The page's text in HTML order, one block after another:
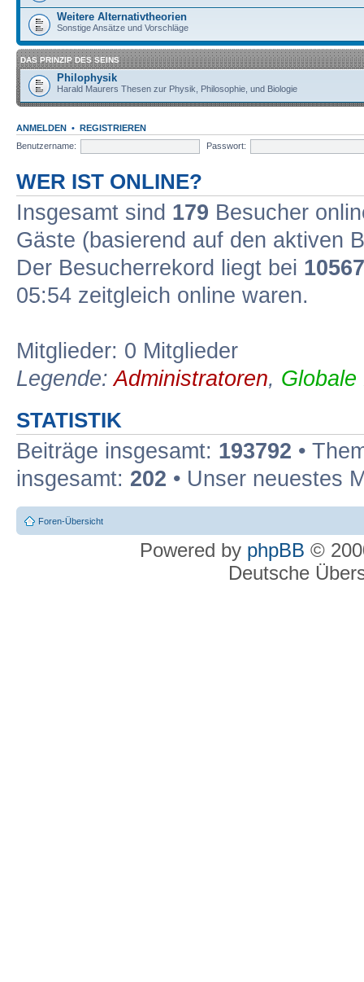
Weitere Alternativtheorien
Sonstige Ansätze und Vorschläge
DAS PRINZIP DES SEINS
Philophysik
Harald Maurers Thesen zur Physik, Philosophie, und Biologie
ANMELDEN • REGISTRIEREN
Benutzername:
Passwort:
WER IST ONLINE?
Insgesamt sind 179 Besucher
Gäste (basierend auf den aktiven
Der Besucherrekord liegt bei 10567
05:54 zeitgleich online waren.
Mitglieder: 0 Mitglieder
Legende:Administratoren, Globale
STATISTIK
Beiträge insgesamt: 193792 •
insgesamt: 202 • Unser neuestes
Foren-Übersicht
Powered by phpBB ©
Deutsche